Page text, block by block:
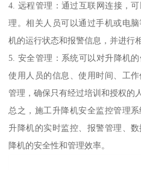
4. 远程管理：通过互联网连接，
理。相关人员可以通过手机或电
机的运行状态和报警信息，并进行
5. 安全管理：系统可以对升降机
使用人员的信息、使用时间、工
管理，确保只有经过培训和授权的
总之，施工升降机安全监控管理
升降机的实时监控、报警管理、
降机的安全性和管理效率。